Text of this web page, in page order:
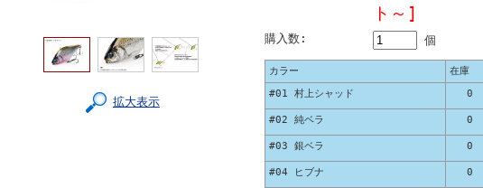
拡大表示
ト～]
購入数: 個
カラー 在庫
#01 村上シャッド
0
#02 純ベラ 0
#03 銀ベラ 0
#04 ヒブナ 0